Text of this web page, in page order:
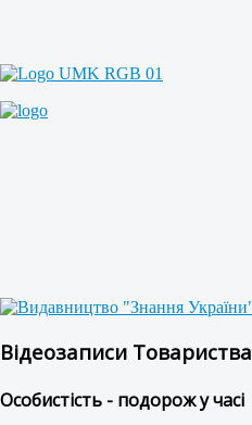
Відеозаписи Товариства
Особистість - подорож у часі